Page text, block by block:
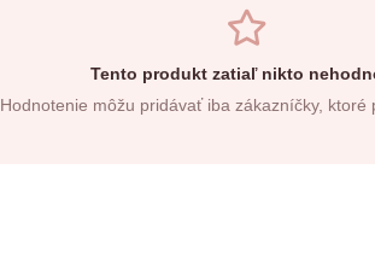
Tento produkt zatiaľ nikto
Hodnotenie môžu pridávať iba zákazníčky, ktoré